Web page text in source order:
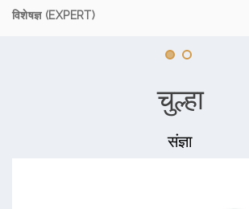
विशेषज्ञ (EXPERT)
चुल्हा
संज्ञा